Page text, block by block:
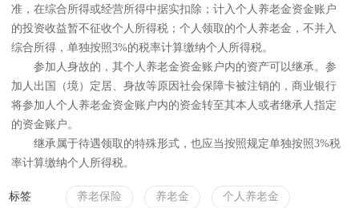
准，在综合所得或经营所得中据实扣除；计入个人养老金资金账户
的投资收益暂不征收个人所得税；个人领取的个人养老金，不并入
综合所得，单独按照3%的税率计算缴纳个人所得税。
参加人身故的，其个人养老金资金账户内的资产可以继承。参
加人出国（境）定居、身故等原因社会保障卡被注销的，商业银行
将参加人个人养老金资金账户内的资金转至其本人或者继承人指定
的资金账户。
继承属于待遇领取的特殊形式，也应当按照规定单独按照3%税
率计算缴纳个人所得税。
标签 养老保险 养老金 个人养老金